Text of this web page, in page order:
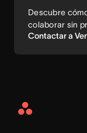
Descubre
colaborar sin
Contactar a
Asana